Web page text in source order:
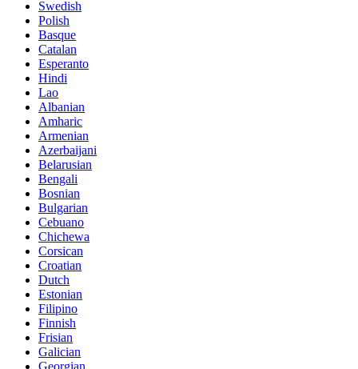
Swedish
Polish
Basque
Catalan
Esperanto
Hindi
Lao
Albanian
Amharic
Armenian
Azerbaijani
Belarusian
Bengali
Bosnian
Bulgarian
Cebuano
Chichewa
Corsican
Croatian
Dutch
Estonian
Filipino
Finnish
Frisian
Galician